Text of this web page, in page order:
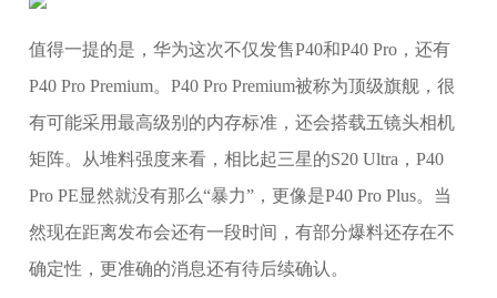
​值得一提的是，华为这次不仅发售P40和P40 Pro，还有
P40 Pro Premium。P40 Pro Premium被称为顶级旗舰，很
有可能采用最高级别的内存标准，还会搭载五镜头相机
矩阵。从堆料强度来看，相比起三星的S20 Ultra，P40
Pro PE显然就没有那么“暴力”，更像是P40 Pro Plus。当
然现在距离发布会还有一段时间，有部分爆料还存在不
确定性，更准确的消息还有待后续确认。